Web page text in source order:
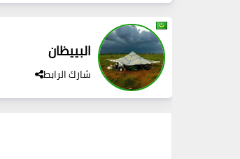
البييظان
شارك الرابط